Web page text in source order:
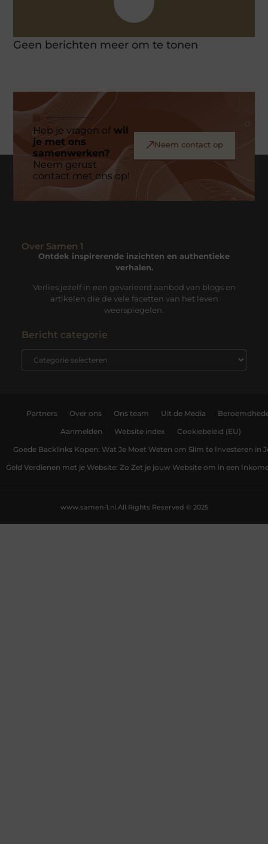
Geen berichten meer om te tonen
Heb je vragen ofwil
je met ons
samenwerken?
Neem gerust
contact met ons op!
Neem contact op
Over Samen 1
Ontdek inspirerende inzichten en authentieke
verhalen.
Verlies jezelf in een gevarieerd aanbod van blogs en
artikelen die de vele facetten van het leven
weerspiegelen.
Bericht categorie
Partners Over ons Ons team Uit de Media
Aanmelden Website index Cookiebeleid (EU)
Goede Backlinks Kopen: Wat Je Moet Weten om Slim te Investeren in
Geld Verdienen met je Website: Zo Zet je jouw Website om in een
All Rights Reserved © 2025
www.samen-1.nl.